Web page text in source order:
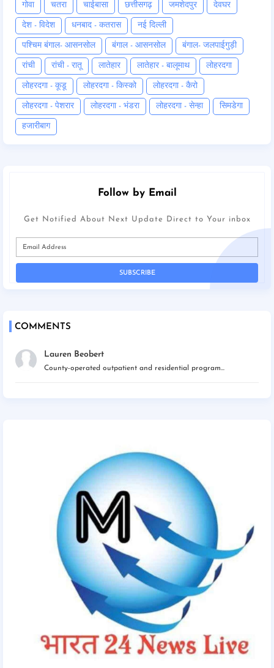
गोवा चतरा चाईबासा छत्तीसगढ़ जमशेदपुर देवघर
देश - विदेश धनबाद - कतरास नई दिल्ली
पश्चिम बंगाल- आसनसोल बंगाल - आसनसोल बंगाल- जलपाईगुड़ी
रांची रांची - रातू लातेहार लातेहार - बालूमाथ लोहरदगा
लोहरदगा - कूडू लोहरदगा - किस्को लोहरदगा - कैरो
लोहरदगा - पेशरार लोहरदगा - भंडरा लोहरदगा - सेन्हा सिमडेगा
हजारीबाग
Follow by Email
Get Notified About Next Update Direct to Your inbox
COMMENTS
Lauren Beobert
County-operated outpatient and residential program...